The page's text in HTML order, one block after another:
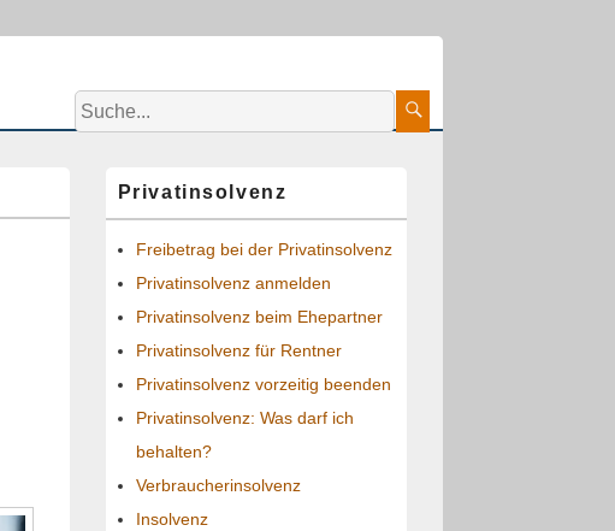
Suche:
Seitenleisten-
Widgetbereich
Privatinsolvenz
Freibetrag bei der Privatinsolvenz
Privatinsolvenz anmelden
Privatinsolvenz beim Ehepartner
Privatinsolvenz für Rentner
Privatinsolvenz vorzeitig beenden
Privatinsolvenz: Was darf ich
behalten?
Verbraucherinsolvenz
Insolvenz